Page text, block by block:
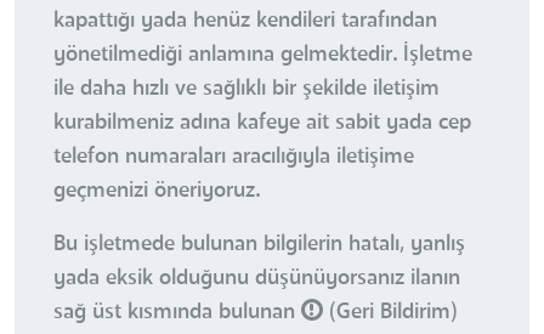
kapattığı yada henüz kendileri tarafından
yönetilmediği anlamına gelmektedir. İşletme
ile daha hızlı ve sağlıklı bir şekilde iletişim
kurabilmeniz adına kafeye ait sabit yada cep
telefon numaraları aracılığıyla iletişime
geçmenizi öneriyoruz.
Bu işletmede bulunan bilgilerin hatalı, yanlış
yada eksik olduğunu düşünüyorsanız ilanın
sağ üst kısmında bulunan
(Geri Bildirim)